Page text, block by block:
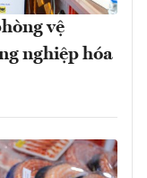
vệ
nghiệp hóa